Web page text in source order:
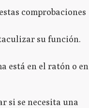
comprobaciones
su función.
está en el ratón o en
si se necesita una